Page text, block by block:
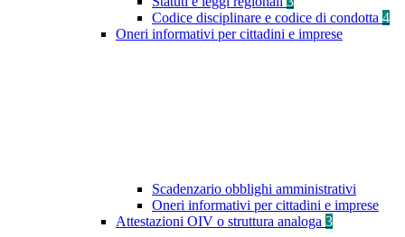
Codice disciplinare e codice di condotta 4
Oneri informativi per cittadini e imprese
Scadenzario obblighi amministrativi
Oneri informativi per cittadini e imprese
Attestazioni OIV o struttura analoga 3